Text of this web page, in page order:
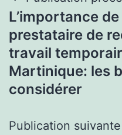
de
l’article
L’importance
prestataire de
travail
Martinique: les
considérer
Publication suivante